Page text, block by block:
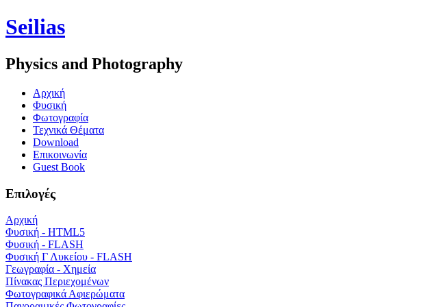
Seilias
Physics and Photography
Aρχική
Φυσική
Φωτογραφία
Τεχνικά Θέματα
Download
Επικοινωνία
Guest Book
Επιλογές
Αρχική
Φυσική - HTML5
Φυσική - FLASH
Φυσική Γ Λυκείου - FLASH
Γεωγραφία - Χημεία
Πίνακας Περιεχομένων
Φωτογραφικά Αφιερώματα